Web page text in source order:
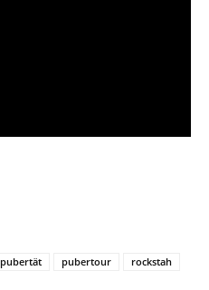
pubertät pubertour
rockstah